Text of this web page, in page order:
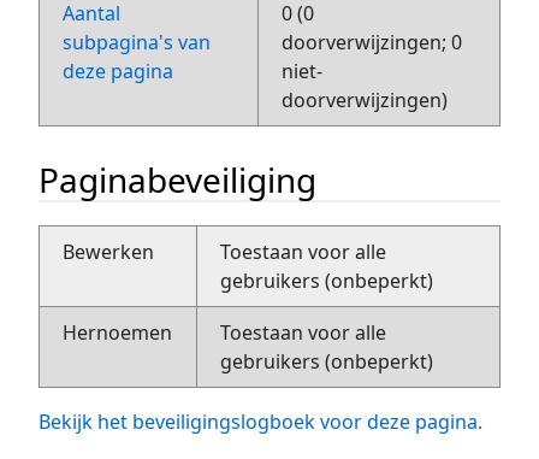
Aantal
subpagina's van
deze pagina
0 (0
doorverwijzingen; 0
niet-
doorverwijzingen)
Paginabeveiliging
Bewerken
Toestaan voor alle
gebruikers (onbeperkt)
Hernoemen
Toestaan voor alle
gebruikers (onbeperkt)
Bekijk het beveiligingslogboek voor deze pagina.